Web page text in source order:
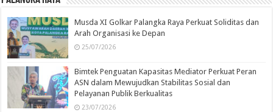
Musda XI Golkar Palangka Raya Perkuat Soliditas dan
Arah Organisasi ke Depan
25/07/2026
Bimtek Penguatan Kapasitas Mediator Perkuat Peran
ASN dalam Mewujudkan Stabilitas Sosial dan
Pelayanan Publik Berkualitas
23/07/2026